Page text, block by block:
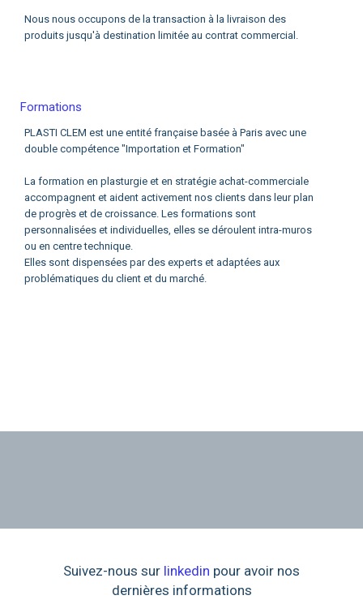
Nous nous occupons de la transaction à la livraison des
produits jusqu'à destination limitée au contrat commercial.
Formations
PLASTI CLEM est une entité française basée à Paris avec une
double compétence "Importation et Formation"
La formation en plasturgie et en stratégie achat-commerciale
accompagnent et aident activement nos clients dans leur plan
de progrès et de croissance. Les formations sont
personnalisées et individuelles, elles se déroulent intra-muros
ou en centre technique.
Elles sont dispensées par des experts et adaptées aux
problématiques du client et du marché.
Suivez-nous sur linkedin pour avoir nos
dernières informations